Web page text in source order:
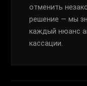
отменить
решение — мы
каждый нюанс
кассации.